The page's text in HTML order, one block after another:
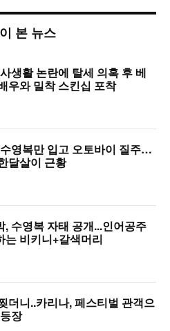
본 뉴스
생활 논란에 탈세 의혹 후 베
우와 밀착 스킨십 포착
영복만 입고 오토바이 질주…
달살이 근황
, 수영복 자태 공개...인어공주
는 비키니+갈색머리
더니..카리나, 페스티벌 관객으
장